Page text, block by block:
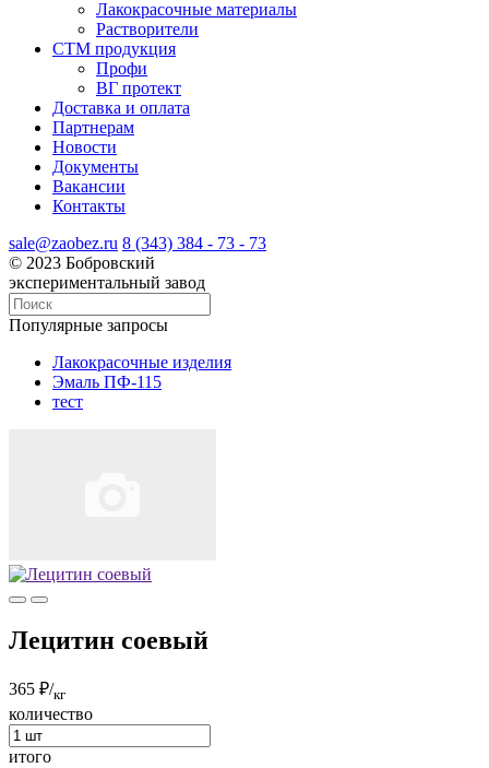
Лакокрасочные материалы
Растворители
CTM продукция
Профи
ВГ протект
Доставка и оплата
Партнерам
Новости
Документы
Вакансии
Контакты
sale@zaobez.ru 8 (343) 384 - 73 - 73
© 2023 Бобровский
экспериментальный завод
Популярные запросы
Лакокрасочные изделия
Эмаль ПФ-115
тест
Лецитин соевый
365 ₽/кг
количество
итого